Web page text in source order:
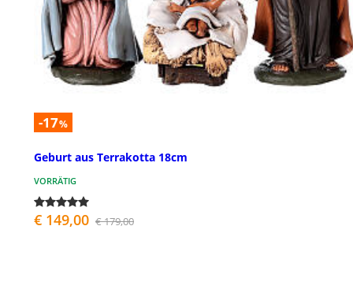
-17%
Geburt aus Terrakotta 18cm
VORRÄTIG
€ 149,00 € 179,00